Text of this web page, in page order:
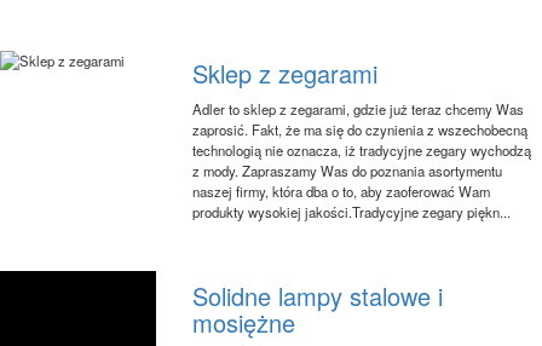
Sklep z zegarami
Adler to sklep z zegarami, gdzie już teraz chcemy Was
zaprosić. Fakt, że ma się do czynienia z wszechobecną
technologią nie oznacza, iż tradycyjne zegary wychodzą
z mody. Zapraszamy Was do poznania asortymentu
naszej firmy, która dba o to, aby zaoferować Wam
produkty wysokiej jakości.Tradycyjne zegary piękn...
Solidne lampy stalowe i
mosiężne